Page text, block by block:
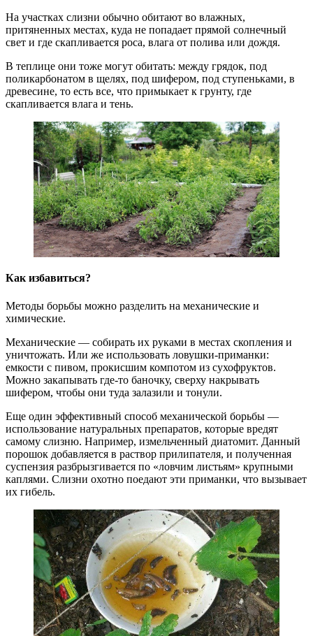
На участках слизни обычно обитают во влажных,
притяненных местах, куда не попадает прямой солнечный
свет и где скапливается роса, влага от полива или дождя.
В теплице они тоже могут обитать: между грядок, под
поликарбонатом в щелях, под шифером, под ступеньками, в
древесине, то есть все, что примыкает к грунту, где
скапливается влага и тень.
Как избавиться?
Методы борьбы можно разделить на механические и
химические.
Механические — собирать их руками в местах скопления и
уничтожать. Или же использовать ловушки-приманки:
емкости с пивом, прокисшим компотом из сухофруктов.
Можно закапывать где-то баночку, сверху накрывать
шифером, чтобы они туда залазили и тонули.
Еще один эффективный способ механической борьбы —
использование натуральных препаратов, которые вредят
самому слизню. Например, измельченный диатомит. Данный
порошок добавляется в раствор прилипателя, и полученная
суспензия разбрызгивается по «ловчим листьям» крупными
каплями. Слизни охотно поедают эти приманки, что вызывает
их гибель.